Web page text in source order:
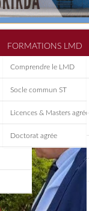
FORMATIONS LMD
Comprendre le LMD
Socle commun ST
Licences & Masters
Doctorat agrée